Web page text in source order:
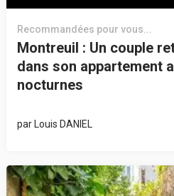
Recommandées pour vous...
Montreuil : Un couple
dans son appartement
nocturnes
par Louis DANIEL